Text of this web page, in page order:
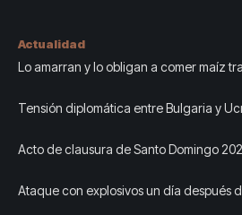
Actualidad
Lo amarran y lo obligan a comer maíz
Tensión diplomática entre Bulgaria y
Acto de clausura de Santo Domingo
Ataque con explosivos un día después